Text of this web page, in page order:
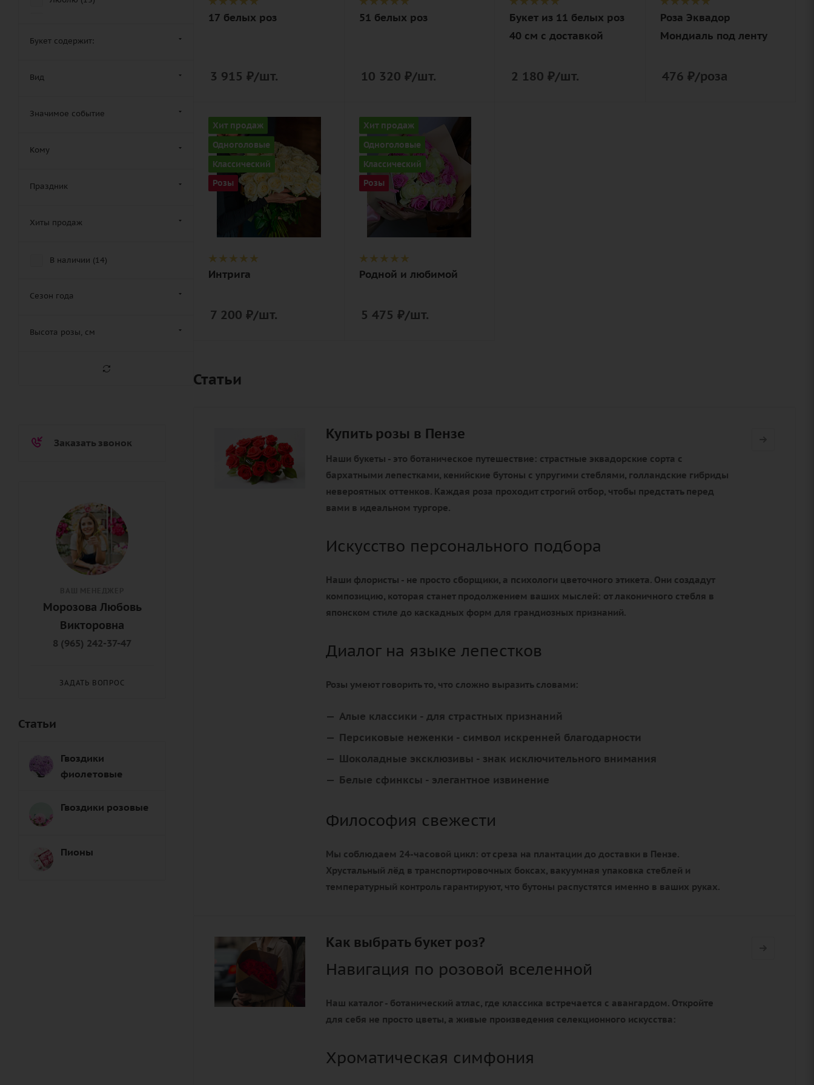
17 белых роз
3 915 ₽/шт.
51 белых роз
10 320 ₽/шт.
Букет из 11 белых роз
40 см с доставкой
2 180 ₽/шт.
Роза Эквадор
Мондиаль под ленту
476 ₽/роза
Хит продаж
Одноголовые
Классический
Розы
Количество
35
Цвет
белый
Описание
роза, лента
Интрига
7 200 ₽/шт.
Хит продаж
Одноголовые
Классический
Розы
Количество
25
Цвет
белый,
розовый
Описание
роза, лента,
дизайнерская
упаковка
Родной и любимой
5 475 ₽/шт.
Статьи
Купить розы в Пензе
Наши букеты - это ботаническое путешествие: страстные эквадорские сорта с
бархатными лепестками, кенийские бутоны с упругими стеблями, голландские гибриды
невероятных оттенков. Каждая роза проходит строгий отбор, чтобы предстать перед
вами в идеальном тургоре.
Искусство персонального подбора
Наши флористы - не просто сборщики, а психологи цветочного этикета. Они создадут
композицию, которая станет продолжением ваших мыслей: от лаконичного стебля в
японском стиле до каскадных форм для грандиозных признаний.
Диалог на языке лепестков
Розы умеют говорить то, что сложно выразить словами:
Алые классики - для страстных признаний
Персиковые неженки - символ искренней благодарности
Шоколадные эксклюзивы - знак исключительного внимания
Белые сфинксы - элегантное извинение
Философия свежести
Мы соблюдаем 24-часовой цикл: от среза на плантации до доставки в Пензе.
Хрустальный лёд в транспортировочных боксах, вакуумная упаковка стеблей и
температурный контроль гарантируют, что бутоны распустятся именно в ваших руках.
Как выбрать букет роз?
Навигация по розовой вселенной
Наш каталог - ботанический атлас, где классика встречается с авангардом. Откройте
для себя не просто цветы, а живые произведения селекционного искусства:
Хроматическая симфония
Обнимаю (13
Розы (14)
Траурные (
Шикарные (
Букет содержит:
Вид
Значимое событие
Кому
Праздник
Хиты продаж
В наличии (14)
Сезон года
Высота розы, см
Заказать звонок
Морозова Любовь
Викторовна
8 (965) 242-37-47
ЗАДАТЬ ВОПРОС
Статьи
Гвоздики
фиолетовые
Гвоздики розовые
Пионы